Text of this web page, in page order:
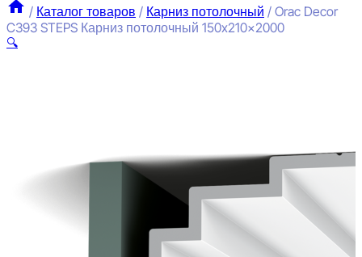
/ Каталог товаров / Карниз потолочный / Orac Decor
C393 STEPS Карниз потолочный 150x210x2000
🔍